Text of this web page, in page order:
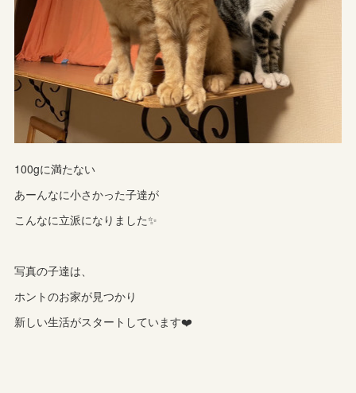
100gに満たない
あーんなに小さかった子達が
こんなに立派になりました✨
写真の子達は、
ホントのお家が見つかり
新しい生活がスタートしています❤️